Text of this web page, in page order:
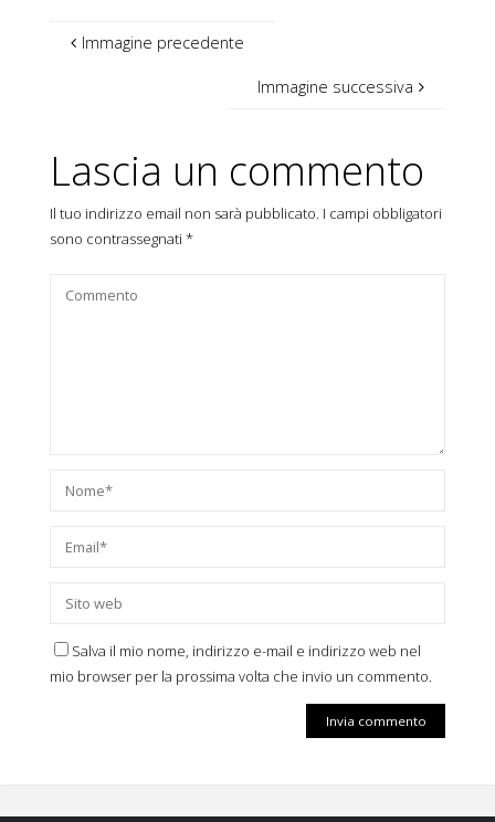
Immagine precedente
Immagine successiva
Lascia un commento
Il tuo indirizzo email non sarà pubblicato. I campi obbligatori
sono contrassegnati *
Salva il mio nome, indirizzo e-mail e indirizzo web nel
mio browser per la prossima volta che invio un commento.